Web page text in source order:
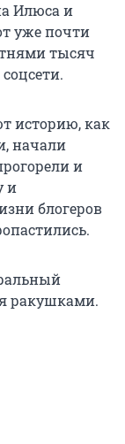
Илюса и
уже почти
тысяч
историю, как
начали
и
и
блогеров
ракушками.